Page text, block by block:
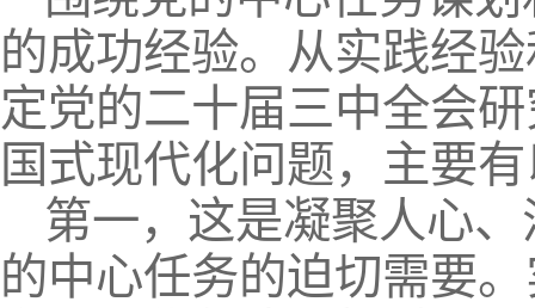
的成功经验。从实践经
定党的二十届三中全会
国式现代化问题，主要
第一，这是凝聚人心
的中心任务的迫切需要